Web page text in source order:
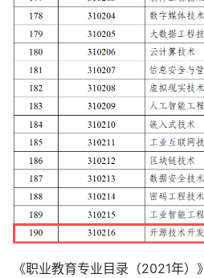
《职业教育专业目录（2021年）》